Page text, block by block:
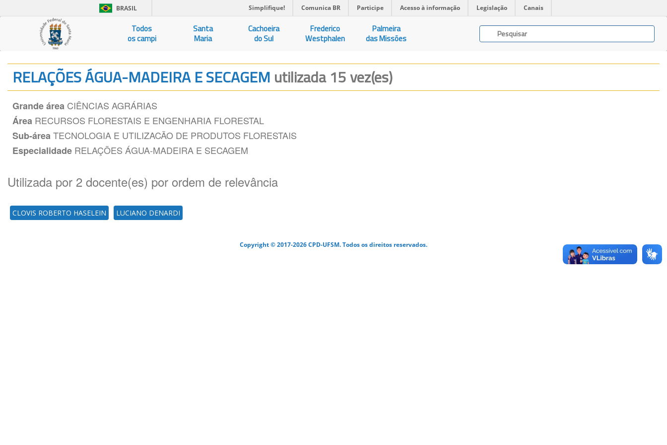
BRASIL Simplifique! Comunica BR Participe Acesso à informação Legislação Canais
Todos
os campi
Santa
Maria
Cachoeira
do Sul
Frederico
Westphalen
Palmeira
das Missões
RELAÇÕES ÁGUA-MADEIRA E SECAGEM utilizada 15 vez(es)
Grande área CIÊNCIAS AGRÁRIAS
Área RECURSOS FLORESTAIS E ENGENHARIA FLORESTAL
Sub-áreaTECNOLOGIA E UTILIZACÃO DE PRODUTOS FLORESTAIS
Especialidade RELAÇÕES ÁGUA-MADEIRA E SECAGEM
Utilizada por 2 docente(es) por ordem de relevância
CLOVIS ROBERTO HASELEIN LUCIANO DENARDI
Copyright © 2017-2026 CPD-UFSM. Todos os direitos reservados.